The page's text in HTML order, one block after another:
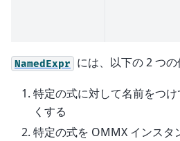
NamedExpr には、以下の 2 つの
特定の式に対して名前をつけ
くする
特定の式を OMMX インスタ